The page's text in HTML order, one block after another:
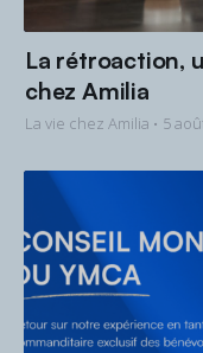
La rétroaction,
chez Amilia
La vie chez Amilia • 5